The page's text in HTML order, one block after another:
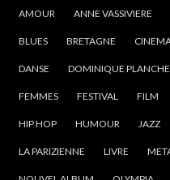
AMOUR ANNE VASSIVIERE
BLUES BRETAGNE
DANSE DOMINIQUE PLANCHE
FEMMES FESTIVAL FILM
HIP HOP HUMOUR JAZZ
LA PARIZIENNE LIVRE